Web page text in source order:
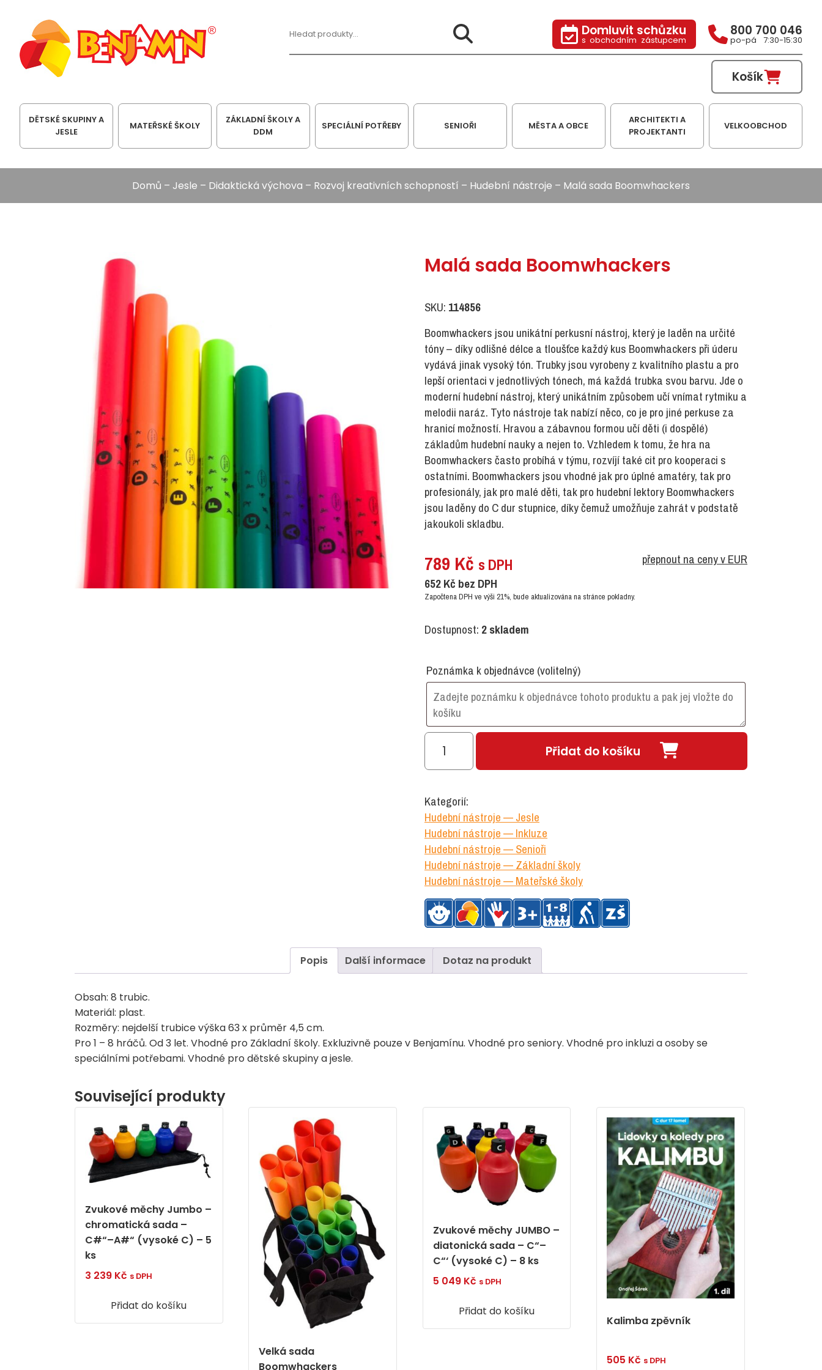
Domluvit schůzku
s obchodním zástupcem
800 700 046
po-pá 7:30-15:30
Hledat:
Košík
DĚTSKÉ SKUPINY A
JESLE
MATEŘSKÉ ŠKOLY
ZÁKLADNÍ ŠKOLY A
DDM
SPECIÁLNÍ POTŘEBY SENIOŘI MĚSTA A OBCE
ARCHITEKTI A
PROJEKTANTI
VELKOOBCHOD
Domů – Jesle – Didaktická výchova – Rozvoj kreativních schopností – Hudební nástroje – Malá sada Boomwhackers
Malá sada Boomwhackers
SKU: 114856
Boomwhackers jsou unikátní perkusní nástroj, který je laděn na určité
tóny – díky odlišné délce a tloušťce každý kus Boomwhackers při úderu
vydává jinak vysoký tón. Trubky jsou vyrobeny z kvalitního plastu a pro
lepší orientaci v jednotlivých tónech, má každá trubka svou barvu. Jde o
moderní hudební nástroj, který unikátním způsobem učí vnímat rytmiku a
melodii naráz. Tyto nástroje tak nabízí něco, co je pro jiné perkuse za
hranicí možností. Hravou a zábavnou formou učí děti (i dospělé)
základům hudební nauky a nejen to. Vzhledem k tomu, že hra na
Boomwhackers často probíhá v týmu, rozvíjí také cit pro kooperaci s
ostatními. Boomwhackers jsou vhodné jak pro úplné amatéry, tak pro
profesionály, jak pro malé děti, tak pro hudební lektory Boomwhackers
jsou laděny do C dur stupnice, díky čemuž umožňuje zahrát v podstatě
jakoukoli skladbu.
789 Kč s DPH
přepnout na ceny v EUR
652Kč bez DPH
Započtena DPH ve výši 21%, bude aktualizována na stránce pokladny.
Dostupnost: 2 skladem
Poznámka k objednávce (volitelný)
Malá
sada
množství
Přidat do košíku
Kategorií:
Hudební nástroje — Jesle
Hudební nástroje — Inkluze
Hudební nástroje — Senioři
Hudební nástroje — Základní školy
Hudební nástroje — Mateřské školy
Popis Další informace Dotaz na produkt
Obsah: 8 trubic.
Materiál: plast.
Rozměry: nejdelší trubice výška 63 x průměr 4,5 cm.
Pro 1 – 8 hráčů. Od 3 let. Vhodné pro Základní školy. Exkluzivně pouze v Benjamínu. Vhodné pro seniory. Vhodné pro inkluzi a osoby se
speciálními potřebami. Vhodné pro dětské skupiny a jesle.
Související produkty
Zvukové měchy Jumbo –
chromatická sada –
C#“–A#“ (vysoké C) – 5
ks
3 239 Kč s DPH
Přidat do košíku
Velká sada
Boomwhackers
Zvukové měchy JUMBO –
diatonická sada – C“–
C“‘ (vysoké C) – 8 ks
5 049 Kč s DPH
Přidat do košíku
Kalimba zpěvník
505 Kč s DPH